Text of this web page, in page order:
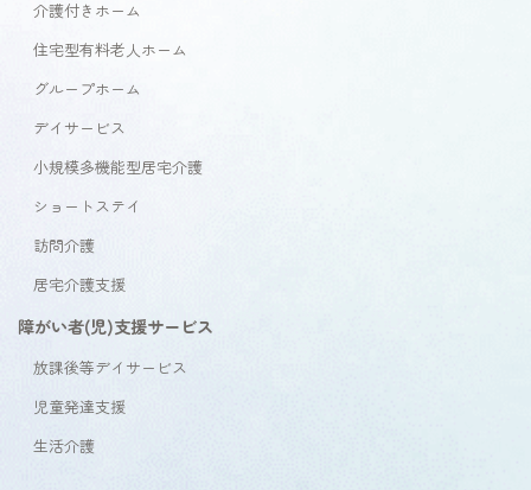
介護付きホーム
住宅型有料老人ホーム
グループホーム
デイサービス
小規模多機能型居宅介護
ショートステイ
訪問介護
居宅介護支援
障がい者(児)支援サービス
放課後等デイサービス
児童発達支援
生活介護